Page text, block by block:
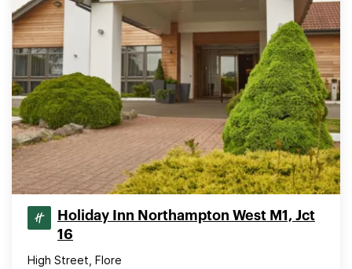
Holiday Inn Northampton West M1, Jct
16
High Street, Flore